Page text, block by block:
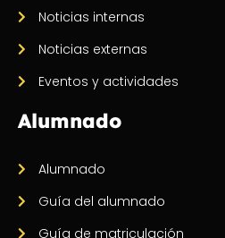
Noticias internas
Noticias externas
Eventos y actividades
Alumnado
Alumnado
Guía del alumnado
Guía de matriculación